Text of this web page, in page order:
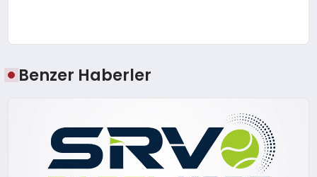
Benzer Haberler